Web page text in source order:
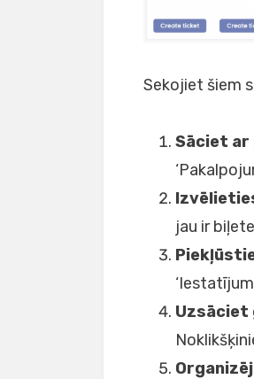
Sekojiet šiem
Sāciet ar
jau ir
Uzsāciet